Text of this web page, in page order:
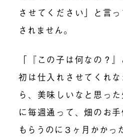
させてください」と言
されません。
「『この子は何なの？
初は仕入れさせてくれ
ら、美味しいなと思っ
に毎週通って、畑のお
もらうのに３ヶ月かかっ